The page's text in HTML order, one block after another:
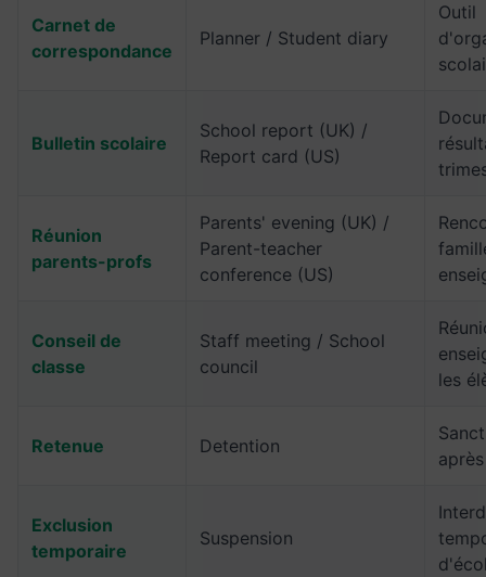
Carnet de
correspondance
Planner / Student diary
Outil
Bulletin scolaire
School report (UK) /
Report card (US)
Réunion
parents-profs
Parents' evening (UK) /
Parent-teacher
conference (US)
Conseil de
classe
Staff meeting / School
council
les
Retenue Detention
Exclusion
temporaire
Suspension